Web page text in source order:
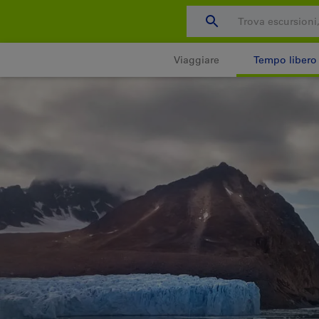
Viaggiare Tempo libero